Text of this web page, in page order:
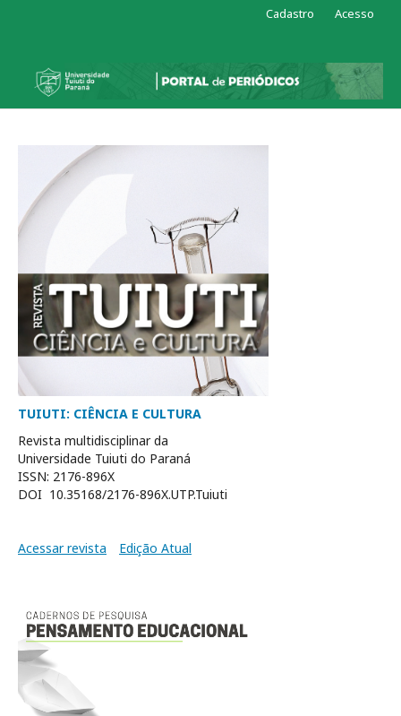
Cadastro Acesso
TUIUTI: CIÊNCIA E CULTURA
Revista multidisciplinar da
Universidade Tuiuti do Paraná
ISSN: 2176-896X
DOI 10.35168/2176-896X.UTP.Tuiuti
Acessar revista Edição Atual